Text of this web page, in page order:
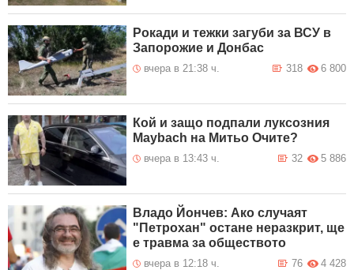
Рокади и тежки загуби за ВСУ в
Запорожие и Донбас
вчера в 21:38 ч. 6 800
318
Кой и защо подпали луксозния
Maybach на Митьо Очите?
вчера в 13:43 ч. 5 886
32
Владо Йончев: Ако случаят
"Петрохан" остане неразкрит, ще
е травма за обществото
вчера в 12:18 ч. 4 428
76